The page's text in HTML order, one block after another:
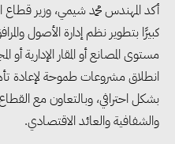
أكد المهندس محمد شيمي، وزير قطاع
كبيرًا بتطوير نظم إدارة الأصول
مستوى المصانع أو المقار الإدارية أو
انطلاق مشروعات طموحة لإعادة
بشكل احترافي، وبالتعاون مع
والشفافية والعائد الاقتصادي.